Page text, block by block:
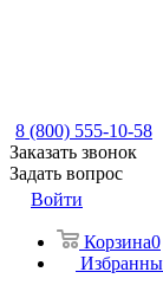
8 (800) 555-10-58
Заказать звонок
Задать вопрос
Войти
Корзина0